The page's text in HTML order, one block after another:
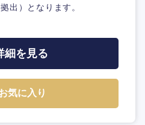
出）となります。
細を見る
気に入り